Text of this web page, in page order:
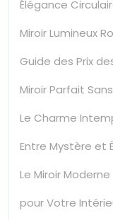
Élégance
Miroir Lumineux
Guide des Prix
Miroir Parfait
Le Charme
Entre Mystère et
Le Miroir
pour Votre